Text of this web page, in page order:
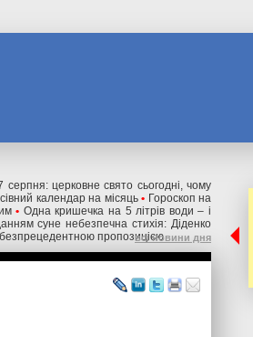
серпня: церковне свято сьогодні, чому
календар на місяць • Гороскоп на
• Одна кришечка на 5 літрів води – і
суне небезпечна стихія: Діденко
пропозицієювсі новини дня